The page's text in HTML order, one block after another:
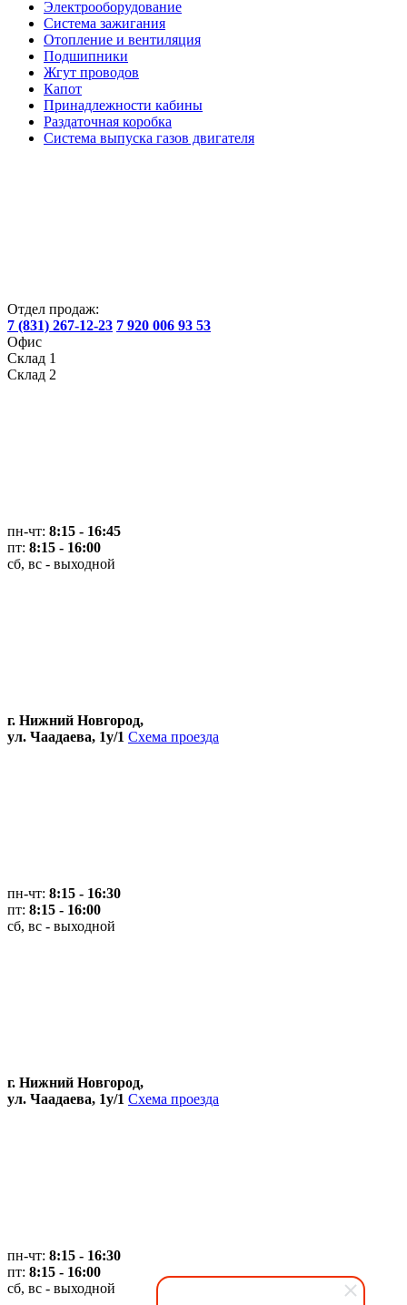
Электрооборудование
Система зажигания
Отопление и вентиляция
Подшипники
Жгут проводов
Капот
Принадлежности кабины
Раздаточная коробка
Система выпуска газов двигателя
Отдел продаж:
7 (831) 267-12-23 7 920 006 93 53
Офис
Склад 1
Склад 2
пн-чт: 8:15 - 16:45
пт: 8:15 - 16:00
сб, вс - выходной
г. Нижний Новгород,
ул. Чаадаева, 1у/1 Схема проезда
пн-чт: 8:15 - 16:30
пт: 8:15 - 16:00
сб, вс - выходной
г. Нижний Новгород,
ул. Чаадаева, 1у/1 Схема проезда
пн-чт: 8:15 - 16:30
пт: 8:15 - 16:00
сб, вс - выходной